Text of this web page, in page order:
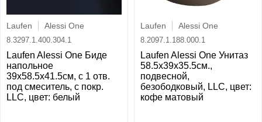
Laufen Alessi One
8.3297.1.400.304.1
Laufen Alessi One Биде
напольное
39x58.5x41.5см, с 1 отв.
под смеситель, с покр.
LLC, цвет: белый
Laufen Alessi One
8.2097.1.188.000.1
Laufen Alessi One Унитаз
58.5х39х35.5см.,
подвесной,
безободковый, LLC, цвет:
кофе матовый